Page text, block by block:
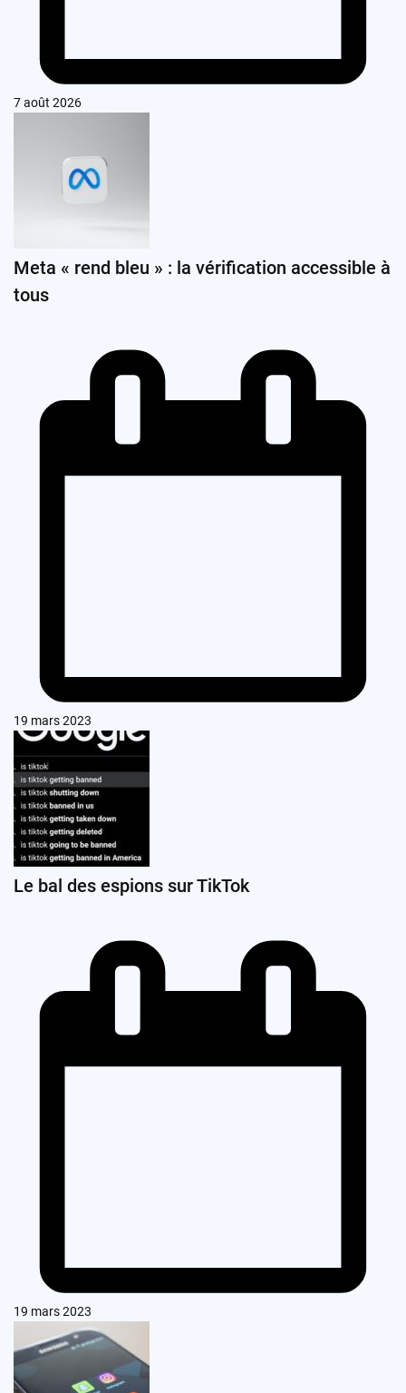
7 août 2026
Meta « rend bleu » : la vérification accessible à
tous
19 mars 2023
Le bal des espions sur TikTok
19 mars 2023